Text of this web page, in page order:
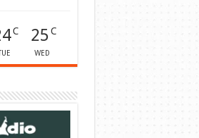
C 25C
WED